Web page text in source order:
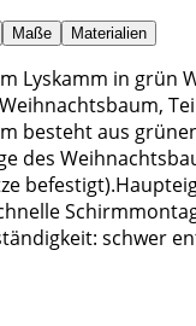
Maße Materialien
Lyskamm in grün
besteht aus
des
schwer